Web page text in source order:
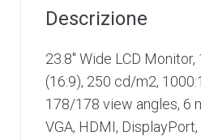
Descrizione
23.8″ Wide LCD
(16:9), 250 cd/m2,
178/178 view angles, 6
VGA, HDMI, DisplayPort,